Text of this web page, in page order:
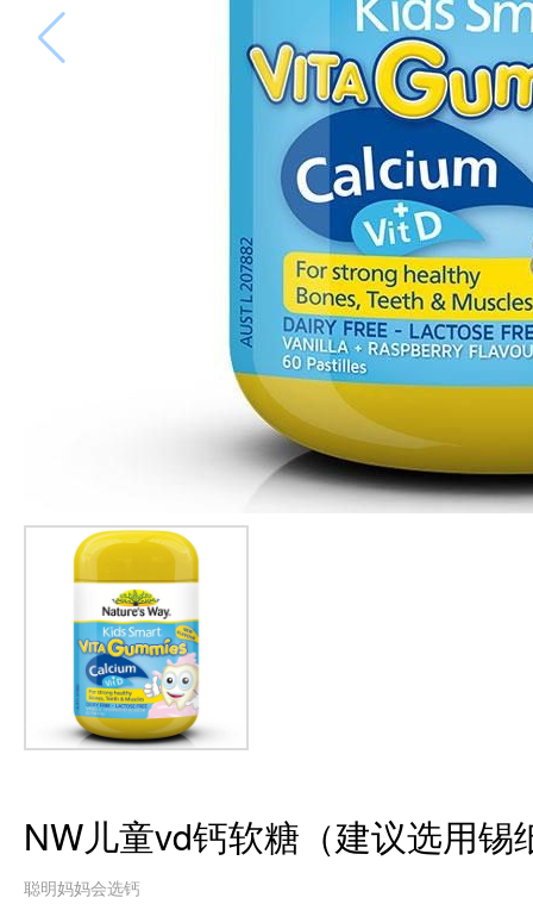
NW儿童vd钙软糖（建议选用锡
聪明妈妈会选钙